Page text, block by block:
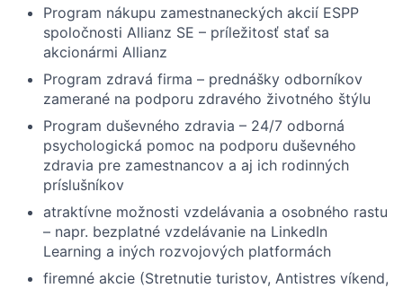
Program nákupu zamestnaneckých akcií ESPP
spoločnosti Allianz SE – príležitosť stať sa
akcionármi Allianz
Program zdravá firma – prednášky odborníkov
zamerané na podporu zdravého životného štýlu
Program duševného zdravia – 24/7 odborná
psychologická pomoc na podporu duševného
zdravia pre zamestnancov a aj ich rodinných
príslušníkov
atraktívne možnosti vzdelávania a osobného rastu
– napr. bezplatné vzdelávanie na LinkedIn
Learning a iných rozvojových platformách
firemné akcie (Stretnutie turistov, Antistres víkend,